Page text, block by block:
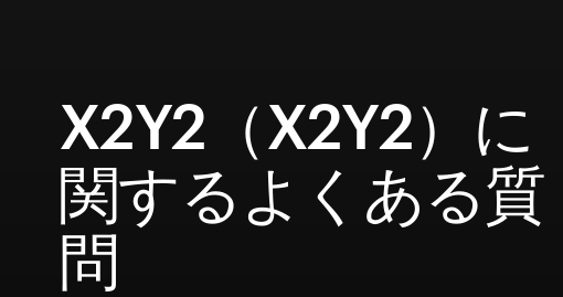
X2Y2（X2Y2）に
関するよくある質
問